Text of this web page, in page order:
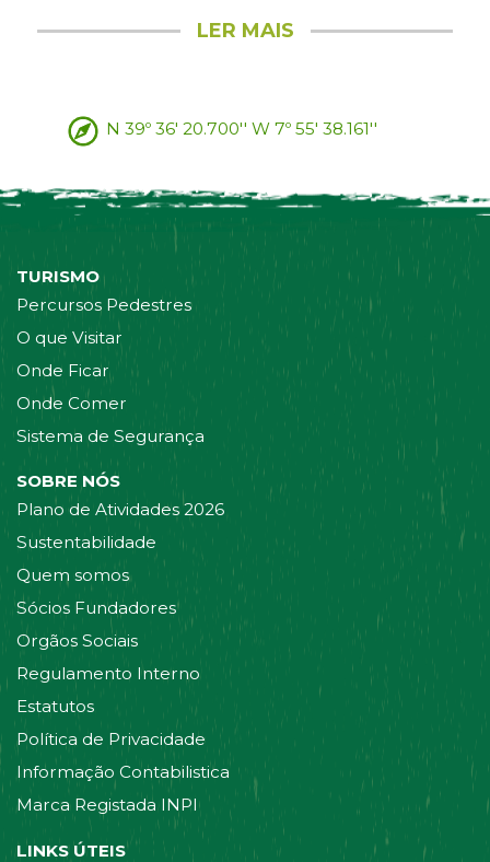
LER MAIS
N 39º 36' 20.700'' W 7º 55' 38.161''
TURISMO
Percursos Pedestres
O que Visitar
Onde Ficar
Onde Comer
Sistema de Segurança
SOBRE NÓS
Plano de Atividades 2026
Sustentabilidade
Quem somos
Sócios Fundadores
Orgãos Sociais
Regulamento Interno
Estatutos
Política de Privacidade
Informação Contabilistica
Marca Registada INPI
LINKS ÚTEIS